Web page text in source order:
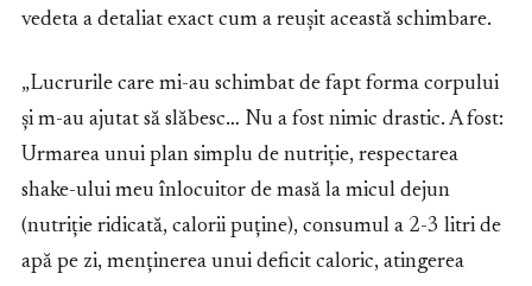
vedeta a detaliat exact cum a reușit această schimbare.
„Lucrurile care mi-au schimbat de fapt forma corpului
și m-au ajutat să slăbesc… Nu a fost nimic drastic. A fost:
Urmarea unui plan simplu de nutriție, respectarea
shake-ului meu înlocuitor de masă la micul dejun
(nutriție ridicată, calorii puține), consumul a 2-3 litri de
apă pe zi, menținerea unui deficit caloric, atingerea